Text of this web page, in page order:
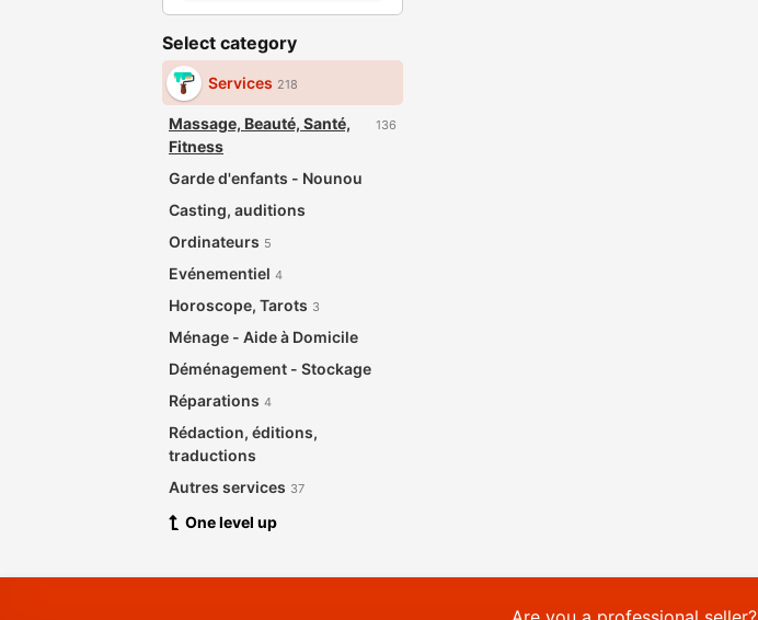
Select category
Services 218
Massage, Beauté, Santé,
Fitness
136
Garde d'enfants - Nounou
Casting, auditions
Ordinateurs 5
Evénementiel 4
Horoscope, Tarots 3
Ménage - Aide à Domicile
Déménagement - Stockage
Réparations 4
Rédaction, éditions,
traductions
Autres services 37
One level up